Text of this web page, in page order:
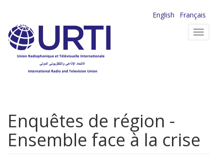
contenu
principal
English
Français
Enquêtes de région -
Ensemble face à la crise